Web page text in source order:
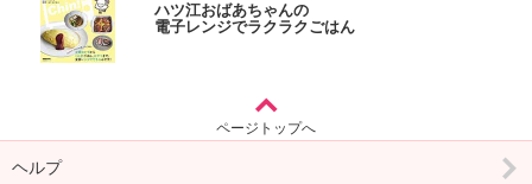
ハツ江おばあちゃんの
電子レンジでラクラクごはん
ページトップへ
ヘルプ